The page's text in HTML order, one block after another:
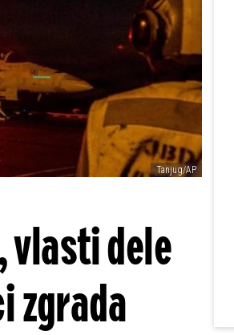
Tanjug/AP
vlasti dele
zgrada